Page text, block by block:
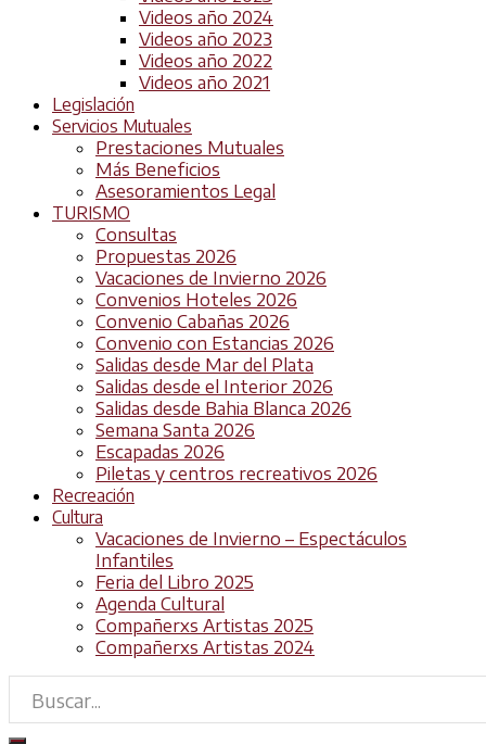
Videos año 2024
Videos año 2023
Videos año 2022
Videos año 2021
Legislación
Servicios Mutuales
Prestaciones Mutuales
Más Beneficios
Asesoramientos Legal
TURISMO
Consultas
Propuestas 2026
Vacaciones de Invierno 2026
Convenios Hoteles 2026
Convenio Cabañas 2026
Convenio con Estancias 2026
Salidas desde Mar del Plata
Salidas desde el Interior 2026
Salidas desde Bahia Blanca 2026
Semana Santa 2026
Escapadas 2026
Piletas y centros recreativos 2026
Recreación
Cultura
Vacaciones de Invierno – Espectáculos
Infantiles
Feria del Libro 2025
Agenda Cultural
Compañerxs Artistas 2025
Compañerxs Artistas 2024